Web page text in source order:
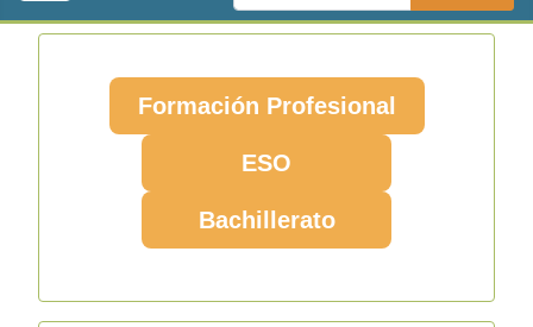
Formación Profesional
ESO
Bachillerato